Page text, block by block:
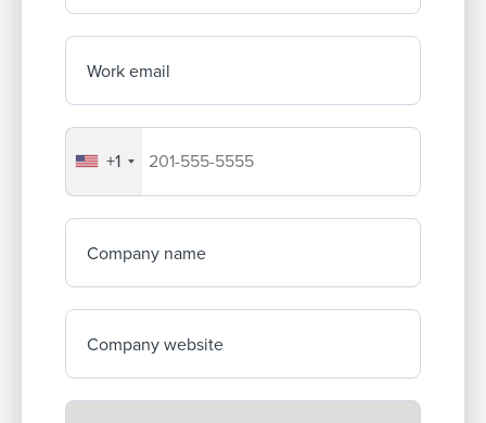
Work email
Your company's phone number
+1
Company name
Company website